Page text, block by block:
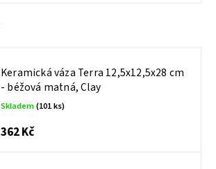
Keramická váza Terra 12,5x12,5x28 cm
- béžová matná, Clay
Skladem(101 ks)
362 Kč